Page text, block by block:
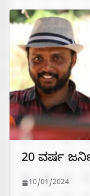
20 ವರ್ಷ
10/01/2024